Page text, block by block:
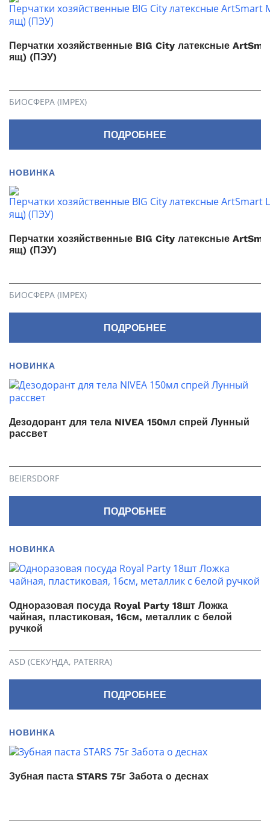
Перчатки хозяйственные BIG City латексные
ящ) (ПЭУ)
БИОСФЕРА (IMPEX)
ПОДРОБНЕЕ
НОВИНКА
Перчатки хозяйственные BIG City латексные
ящ) (ПЭУ)
БИОСФЕРА (IMPEX)
ПОДРОБНЕЕ
НОВИНКА
Дезодорант для тела NIVEA 150мл спрей Лунный
рассвет
BEIERSDORF
ПОДРОБНЕЕ
НОВИНКА
Одноразовая посуда Royal Party 18шт Ложка
чайная, пластиковая, 16см, металлик с белой
ручкой
ASD (СЕКУНДА, PATERRA)
ПОДРОБНЕЕ
НОВИНКА
Зубная паста STARS 75г Забота о деснах